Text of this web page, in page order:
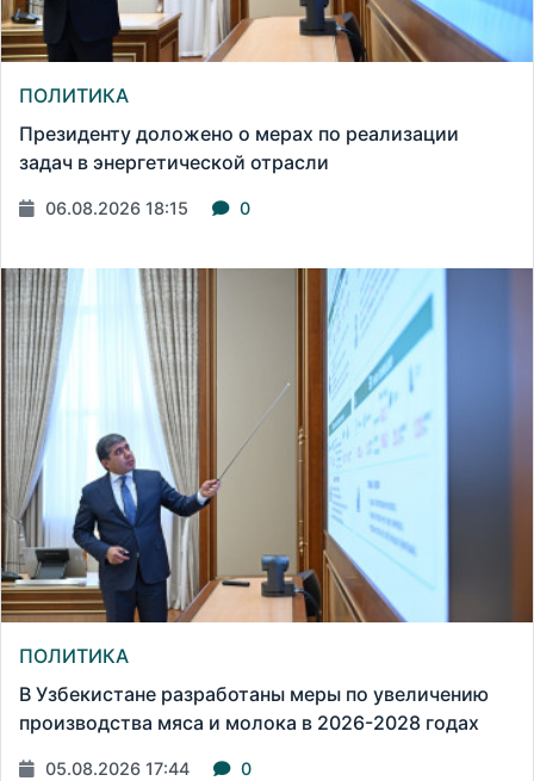
ПОЛИТИКА
Президенту доложено о мерах по реализации
задач в энергетической отрасли
06.08.2026 18:15 0
ПОЛИТИКА
В Узбекистане разработаны меры по увеличению
производства мяса и молока в 2026-2028 годах
05.08.2026 17:44 0